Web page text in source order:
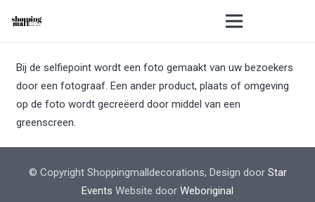
Bij de selfiepoint wordt een foto gemaakt van uw bezoekers
door een fotograaf. Een ander product, plaats of omgeving
op de foto wordt gecreëerd door middel van een
greenscreen.
© Copyright Shoppingmalldecorations, Design door Star
Events Website door Weboriginal